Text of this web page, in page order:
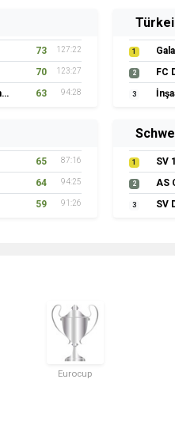
73 127:22
70 123:27
>GerstenSaftKommando 63 94:28
Türkei
1
2 FC
3
65 87:16
64 94:25
59 91:26
1 SV
2 AS
3 SV
Eurocup